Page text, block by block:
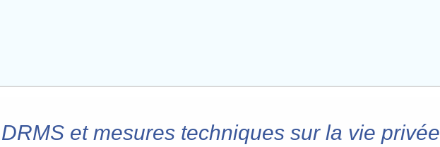
DRMS et mesures techniques sur la vie privée